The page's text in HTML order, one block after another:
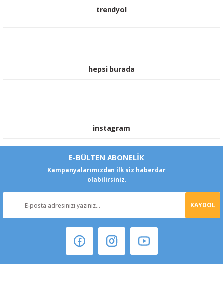
trendyol
hepsi burada
instagram
E-BÜLTEN ABONELİK
Kampanyalarımızdan ilk siz haberdar
olabilirsiniz.
KAYDOL